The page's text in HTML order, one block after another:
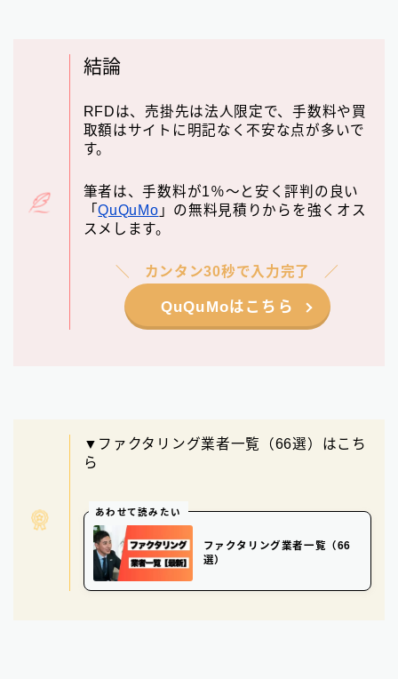
結論
RFDは、売掛先は法人限定で、手数料や買
取額はサイトに明記なく不安な点が多いで
す。
筆者は、手数料が1％〜と安く評判の良い
「QuQuMo 」の無料見積りからを強くオス
スメします。
カンタン30秒で入力完了
QuQuMoはこちら
▼ファクタリング業者一覧（66選）はこち
ら
あわせて読みたい
ファクタリング業者一覧（66
選）